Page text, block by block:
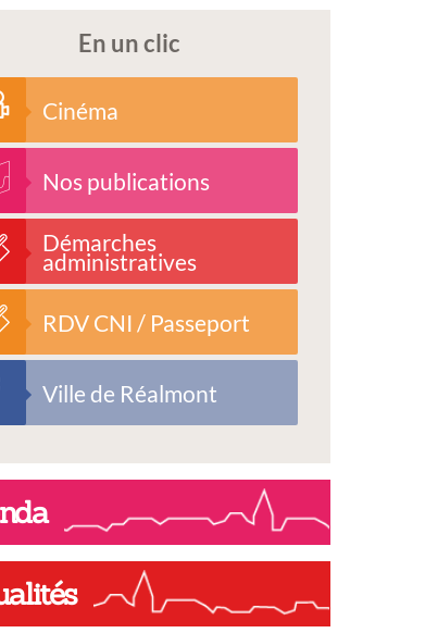
En un clic
Cinéma
Nos publications
Démarches
administratives
RDV CNI / Passeport
Ville de Réalmont